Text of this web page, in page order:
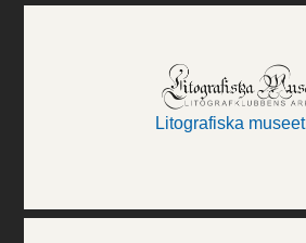
Litografiska museet